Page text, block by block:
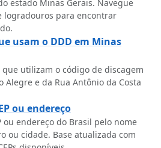
estado Minas Gerais. Navegue
logradouros para encontrar
usam o DDD em Minas
que utilizam o código de discagem
Alegre e da Rua Antônio da Costa
ou endereço
ou endereço do Brasil pelo nome
ou cidade. Base atualizada com